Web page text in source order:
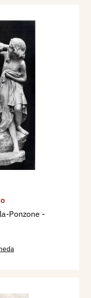
Ponzone -